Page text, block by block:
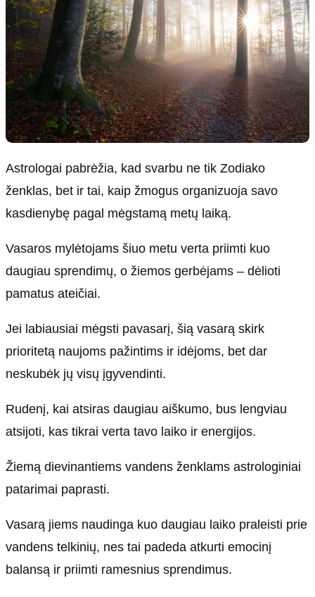
Astrologai pabrėžia, kad svarbu ne tik Zodiako
ženklas, bet ir tai, kaip žmogus organizuoja savo
kasdienybę pagal mėgstamą metų laiką.
Vasaros mylėtojams šiuo metu verta priimti kuo
daugiau sprendimų, o žiemos gerbėjams – dėlioti
pamatus ateičiai.
Jei labiausiai mėgsti pavasarį, šią vasarą skirk
prioritetą naujoms pažintims ir idėjoms, bet dar
neskubėk jų visų įgyvendinti.
Rudenį, kai atsiras daugiau aiškumo, bus lengviau
atsijoti, kas tikrai verta tavo laiko ir energijos.
Žiemą dievinantiems vandens ženklams astrologiniai
patarimai paprasti.
Vasarą jiems naudinga kuo daugiau laiko praleisti prie
vandens telkinių, nes tai padeda atkurti emocinį
balansą ir priimti ramesnius sprendimus.